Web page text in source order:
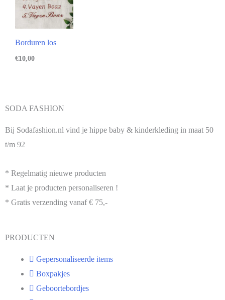
Borduren los
€10,00
SODA FASHION
Bij Sodafashion.nl vind je hippe baby & kinderkleding in maat 50
t/m 92
* Regelmatig nieuwe producten
* Laat je producten personaliseren !
* Gratis verzending vanaf € 75,-
PRODUCTEN
Gepersonaliseerde items
Boxpakjes
Geboortebordjes